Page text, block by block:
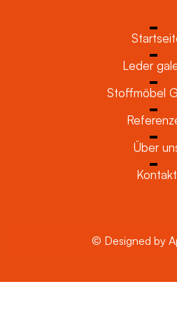
Leder
Stoffmöbel
Über
Kontakt
© Designed by